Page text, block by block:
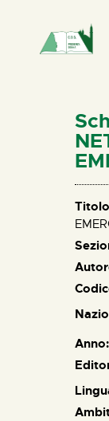
HOME
CHI
Anno: